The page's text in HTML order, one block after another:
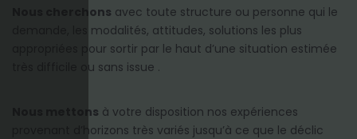
Nous cherchons avec toute structure ou personne qui le
demande, les modalités, attitudes, solutions les plus
appropriées pour sortir par le haut d’une situation estimée
très difficile ou sans issue .
Nous mettons à votre disposition nos expériences
provenant d’horizons très variés jusqu’à ce que le déclic